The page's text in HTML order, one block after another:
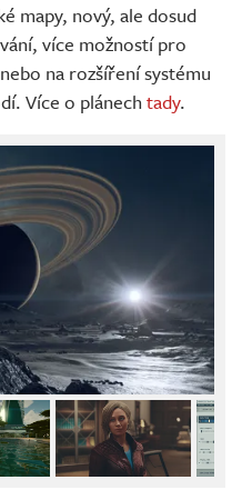
mapy, nový, ale dosud
více možností pro
na rozšíření systému
Více o plánech tady.